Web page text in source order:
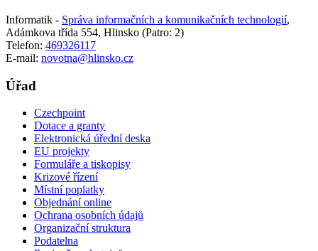
Informatik - Správa informačních a komunikačních technologií,
Adámkova třída 554, Hlinsko (Patro: 2)
Telefon: 469326117
E-mail: novotna@hlinsko.cz
Úřad
Czechpoint
Dotace a granty
Elektronická úřední deska
EU projekty
Formuláře a tiskopisy
Krizové řízení
Místní poplatky
Objednání online
Ochrana osobních údajů
Organizační struktura
Podatelna